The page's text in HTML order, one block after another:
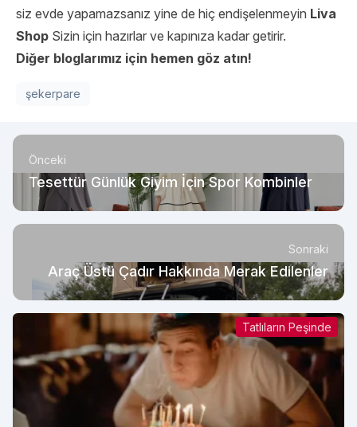
siz evde yapamazsanız yine de hiç endişelenmeyin Liva
Shop Sizin için hazırlar ve kapınıza kadar getirir.
Diğer bloglarımız için hemen göz atın!
şekerpare
Önceki
Tesettür Günlük Giyim İçin Spor Kombinler
Sonraki
Araç Üstü Çadır Hakkında Merak Edilenler
Tatlıların Peşinde